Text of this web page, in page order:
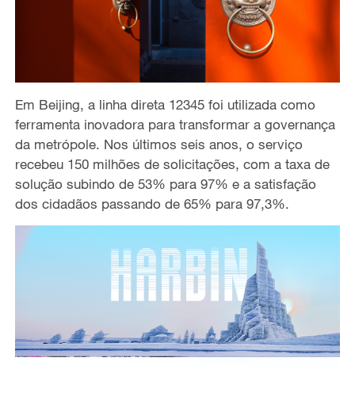
Em Beijing, a linha direta 12345 foi utilizada como
ferramenta inovadora para transformar a governança
da metrópole. Nos últimos seis anos, o serviço
recebeu 150 milhões de solicitações, com a taxa de
solução subindo de 53% para 97% e a satisfação
dos cidadãos passando de 65% para 97,3%.